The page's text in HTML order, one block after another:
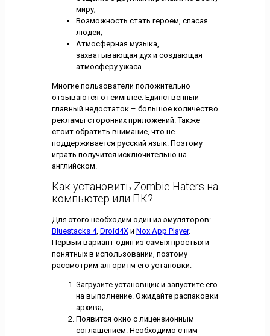
миру;
Возможность стать героем, спасая
людей;
Атмосферная музыка,
захватывающая дух и создающая
атмосферу ужаса.
Многие пользователи положительно
отзываются о геймплее. Единственный
главный недостаток – большое количество
рекламы сторонних приложений. Также
стоит обратить внимание, что не
поддерживается русский язык. Поэтому
играть получится исключительно на
английском.
Как установить Zombie Haters на
компьютер или ПК?
Для этого необходим один из эмуляторов:
Bluestacks 4, Droid4Xи Nox App Player.
Первый вариант один из самых простых и
понятных в использовании, поэтому
рассмотрим алгоритм его установки:
Загрузите установщик и запустите его
на выполнение. Ожидайте распаковки
архива;
Появится окно с лицензионным
соглашением. Необходимо с ним